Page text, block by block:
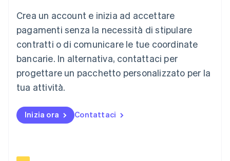
Crea un account e inizia ad accettare
pagamenti senza la necessità di stipulare
contratti o di comunicare le tue coordinate
bancarie. In alternativa, contattaci per
progettare un pacchetto personalizzato per la
tua attività.
Inizia ora Contattaci
Lussemburgo
Deutsch English
Malaysia
English 简体中文
Malta
Messico
EspañolEnglish
English
Nuova Zelanda